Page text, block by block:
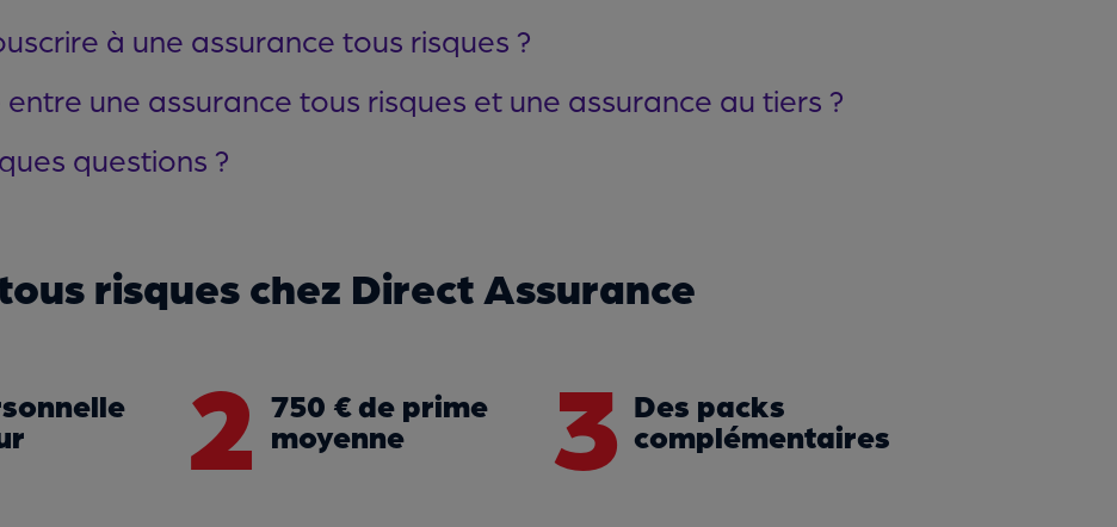
à une assurance tous risques ?
une assurance tous risques et une assurance au tiers ?
questions ?
risques chez Direct Assurance
2 750 € de prime
moyenne
3 Des packs
complémentaires